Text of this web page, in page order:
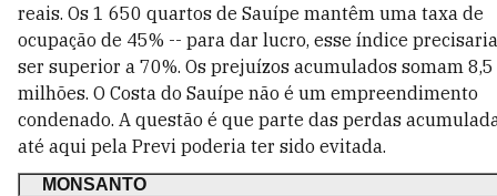
reais. Os 1 650 quartos de Sauípe mantêm uma taxa de
ocupação de 45% -- para dar lucro, esse índice precisaria
ser superior a 70%. Os prejuízos acumulados somam 8,5
milhões. O Costa do Sauípe não é um empreendimento
condenado. A questão é que parte das perdas
até aqui pela Previ poderia ter sido evitada.
MONSANTO